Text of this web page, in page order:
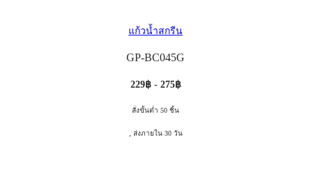
แก้วน้ำสกรีน
GP-BC045G
229฿ - 275฿
สั่งขั้นต่ำ 50 ชิ้น
, ส่งภายใน 30 วัน